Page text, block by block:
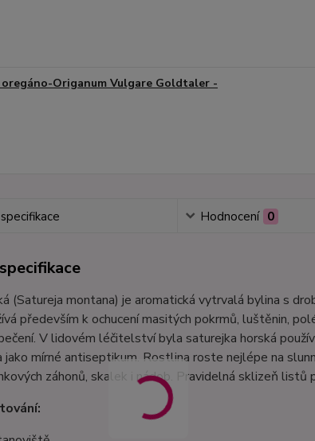
Origanum Vulgare Goldtaler -
Hodnocení 0
(Satureja montana) je aromatická vytrvalá bylina s
především k ochucení masitých pokrmů, luštěnin,
V lidovém léčitelství byla saturejka horská
mírné antiseptikum. Rostlina roste nejlépe na
záhonů, skalek i nádob. Pravidelná sklizeň listů